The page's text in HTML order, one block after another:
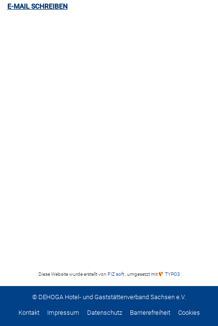
E-MAIL SCHREIBEN
Diese Website wurde erstellt von FIZ soft , umgesetzt mit TYPO3
© DEHOGA Hotel- und Gaststättenverband Sachsen e.V.
Kontakt Impressum Datenschutz Barrierefreiheit Cookies